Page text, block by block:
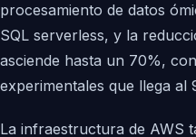
procesamiento de datos
SQL serverless, y la
asciende hasta un 70%,
experimentales que llega al
La infraestructura de AWS